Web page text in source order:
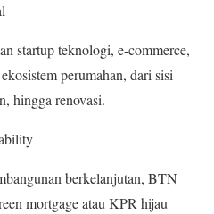
startup teknologi, e-commerce,
perumahan, dari sisi
hingga renovasi.
berkelanjutan, BTN
mortgage atau KPR hijau